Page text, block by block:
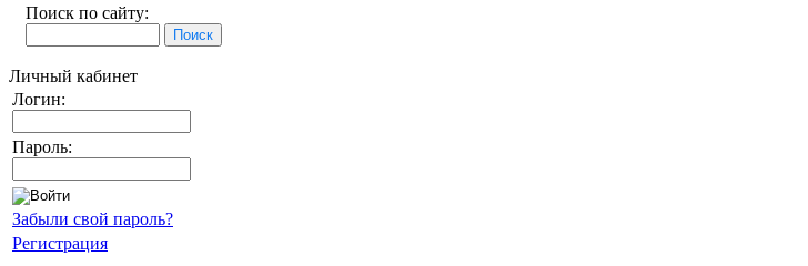
Поиск по сайту:
Личный кабинет
Логин:
Пароль:
Забыли свой пароль?
Регистрация